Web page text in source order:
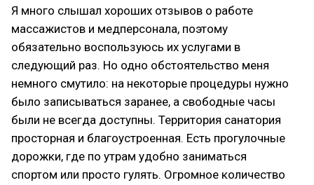
Я много слышал хороших отзывов о работе
массажистов и медперсонала, поэтому
обязательно воспользуюсь их услугами в
следующий раз. Но одно обстоятельство меня
немного смутило: на некоторые процедуры нужно
было записываться заранее, а свободные часы
были не всегда доступны. Территория санатория
просторная и благоустроенная. Есть прогулочные
дорожки, где по утрам удобно заниматься
спортом или просто гулять. Огромное количество